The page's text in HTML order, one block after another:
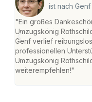
ist nach
"Ein großes
Umzugskönig
Genf verlief
professionellen
Umzugskönig
weiterempfehlen!"